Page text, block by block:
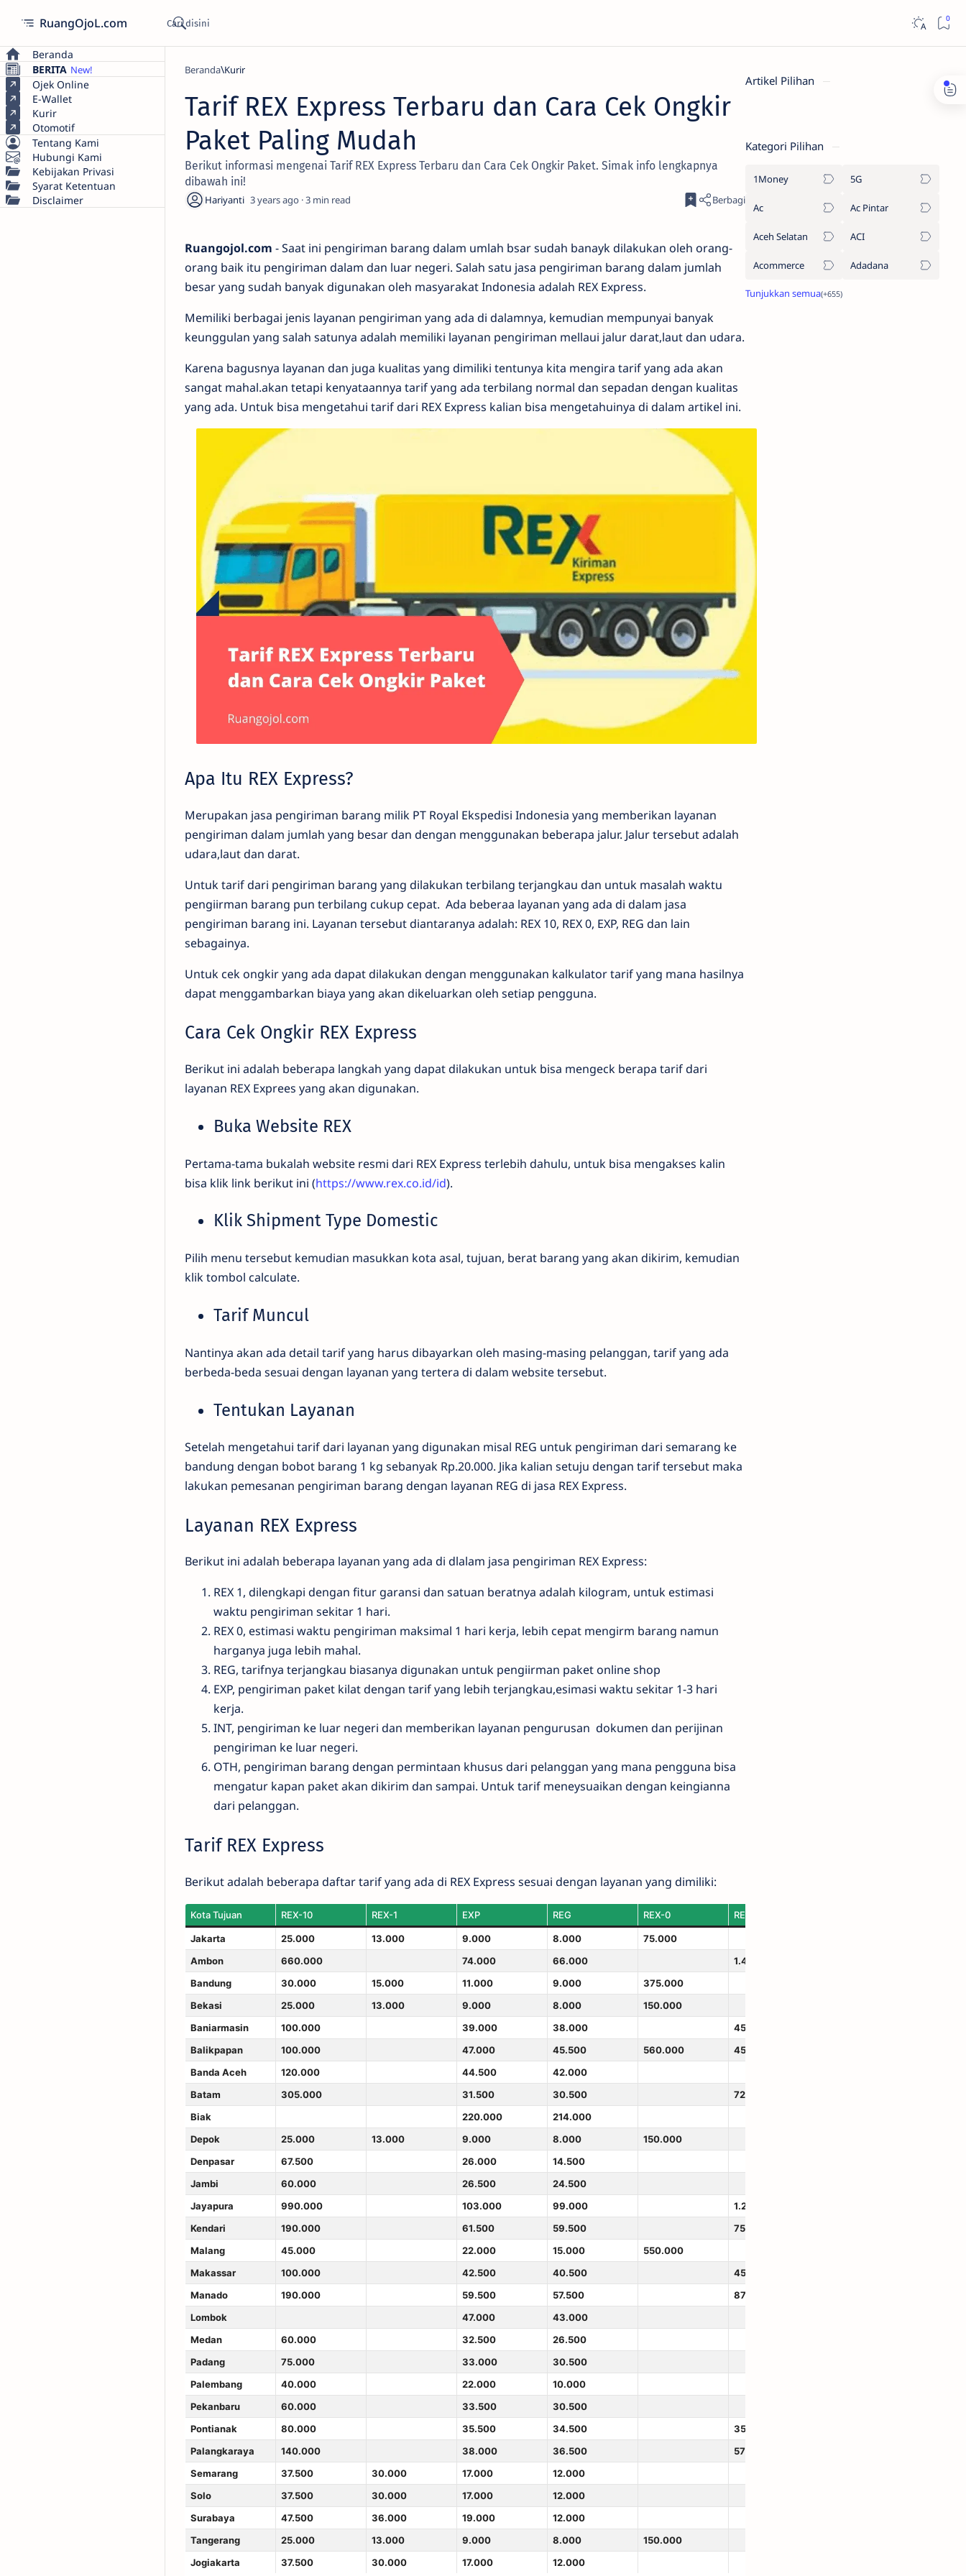
RuangOjoL.com
Beranda
BERITA
Ojek Online
E-Wallet
Kurir
Otomotif
Tentang Kami
Hubungi Kami
Kebijakan Privasi
Syarat Ketentuan
Disclaimer
Beranda Kurir
Tarif REX Express Terbaru dan Cara Cek Ongkir
Paket Paling Mudah
Berikut informasi mengenai Tarif REX Express Terbaru dan Cara Cek Ongkir Paket. Simak info lengkapnya
dibawah ini!
3 years ago 3
Ruangojol.com - Saat ini pengiriman barang dalam umlah bsar sudah banayk dilakukan oleh orang-
orang baik itu pengiriman dalam dan luar negeri. Salah satu jasa pengiriman barang dalam jumlah
besar yang sudah banyak digunakan oleh masyarakat Indonesia adalah REX Express.
Memiliki berbagai jenis layanan pengiriman yang ada di dalamnya, kemudian mempunyai banyak
keunggulan yang salah satunya adalah memiliki layanan pengiriman mellaui jalur darat,laut dan udara.
Karena bagusnya layanan dan juga kualitas yang dimiliki tentunya kita mengira tarif yang ada akan
sangat mahal.akan tetapi kenyataannya tarif yang ada terbilang normal dan sepadan dengan kualitas
yang ada. Untuk bisa mengetahui tarif dari REX Express kalian bisa mengetahuinya di dalam artikel ini.
Apa Itu REX Express?
Merupakan jasa pengiriman barang milik PT Royal Ekspedisi Indonesia yang memberikan layanan
pengiriman dalam jumlah yang besar dan dengan menggunakan beberapa jalur. Jalur tersebut adalah
udara,laut dan darat.
Untuk tarif dari pengiriman barang yang dilakukan terbilang terjangkau dan untuk masalah waktu
pengiirman barang pun terbilang cukup cepat. Ada beberaa layanan yang ada di dalam jasa
pengiriman barang ini. Layanan tersebut diantaranya adalah: REX 10, REX 0, EXP, REG dan lain
sebagainya.
Untuk cek ongkir yang ada dapat dilakukan dengan menggunakan kalkulator tarif yang mana hasilnya
dapat menggambarkan biaya yang akan dikeluarkan oleh setiap pengguna.
Cara Cek Ongkir REX Express
Berikut ini adalah beberapa langkah yang dapat dilakukan untuk bisa mengeck berapa tarif dari
layanan REX Exprees yang akan digunakan.
Buka Website REX
Pertama-tama bukalah website resmi dari REX Express terlebih dahulu, untuk bisa mengakses kalin
bisa klik link berikut ini (https://www.rex.co.id/id).
Klik Shipment Type Domestic
Pilih menu tersebut kemudian masukkan kota asal, tujuan, berat barang yang akan dikirim, kemudian
klik tombol calculate.
Tarif Muncul
Nantinya akan ada detail tarif yang harus dibayarkan oleh masing-masing pelanggan, tarif yang ada
berbeda-beda sesuai dengan layanan yang tertera di dalam website tersebut.
Tentukan Layanan
Setelah mengetahui tarif dari layanan yang digunakan misal REG untuk pengiriman dari semarang ke
bandung dengan bobot barang 1 kg sebanyak Rp.20.000. Jika kalian setuju dengan tarif tersebut maka
lakukan pemesanan pengiriman barang dengan layanan REG di jasa REX Express.
Layanan REX Express
Berikut ini adalah beberapa layanan yang ada di dlalam jasa pengiriman REX Express:
REX 1, dilengkapi dengan fitur garansi dan satuan beratnya adalah kilogram, untuk estimasi
waktu pengiriman sekitar 1 hari.
REX 0, estimasi waktu pengiriman maksimal 1 hari kerja, lebih cepat mengirm barang namun
harganya juga lebih mahal.
REG, tarifnya terjangkau biasanya digunakan untuk pengiirman paket online shop
EXP, pengiriman paket kilat dengan tarif yang lebih terjangkau,esimasi waktu sekitar 1-3 hari
kerja.
INT, pengiriman ke luar negeri dan memberikan layanan pengurusan dokumen dan perijinan
pengiriman ke luar negeri.
OTH, pengiriman barang dengan permintaan khusus dari pelanggan yang mana pengguna bisa
mengatur kapan paket akan dikirim dan sampai. Untuk tarif meneysuaikan dengan keingianna
dari pelanggan.
Tarif REX Express
Berikut adalah beberapa daftar tarif yang ada di REX Express sesuai dengan layanan yang dimiliki:
Kota Tujuan REX-10 REX-1 EXP REG REX-0 REX-50
Jakarta 25.000 13.000 9.000 8.000
75.000
Ambon
660.000 74.000 66.000
1.400.000
Bandung
30.000 15.000 11.000 9.000
375.000
Bekasi
25.000 13.000 9.000 8.000
150.000
Baniarmasin
100.000 39.000 38.000
450.000
Balikpapan
100.000 47.000 45.500 560.000
450.000
Banda Aceh
120.000 44.500
42.000
Batam
305.000 31.500 30.500
725.000
Biak
220.000
214.000
Depok
25.000 13.000 9.000 8.000
150.000
Denpasar
67.500 26.000
14.500
Jambi
60.000 26.500
24.500
Jayapura
990.000 103.000 99.000
1.250.000
Kendari
190.000 61.500 59.500
750.000
Malang
45.000 22.000 15.000
550.000
Makassar
100.000 42.500 40.500
450.000
Manado
190.000 59.500 57.500
875.000
Lombok
47.000
43.000
Medan
60.000 32.500
26.500
Padang
75.000 33.000
30.500
Palembang
40.000 22.000
10.000
Pekanbaru
60.000 33.500
30.500
Pontianak
80.000 35.500 34.500
350.000
Palangkaraya
140.000 38.000 36.500
575.000
Semarang
37.500 30.000 17.000
12.000
Solo
37.500 30.000 17.000
12.000
Surabaya
47.500 36.000 19.000
12.000
Tangerang
25.000 13.000 9.000 8.000
150.000
Jogiakarta
37.500 30.000 17.000 12.000
Artikel Pilihan
Kategori Pilihan
1Money 5G
Ac Ac Pintar
Aceh Selatan ACI
Acommerce Adadana